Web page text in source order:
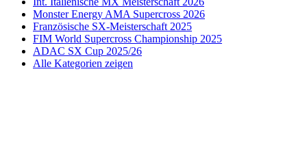
Monster Energy AMA Supercross 2026
Französische SX-Meisterschaft 2025
FIM World Supercross Championship 2025
ADAC SX Cup 2025/26
Alle Kategorien zeigen